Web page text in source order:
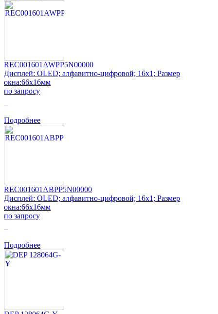
REC001601AWPP5N00000
Дисплей: OLED; алфавитно-цифровой; 16x1; Размер
окна:66x16мм
по запросу
Подробнее
REC001601ABPP5N00000
Дисплей: OLED; алфавитно-цифровой; 16x1; Размер
окна:66x16мм
по запросу
Подробнее